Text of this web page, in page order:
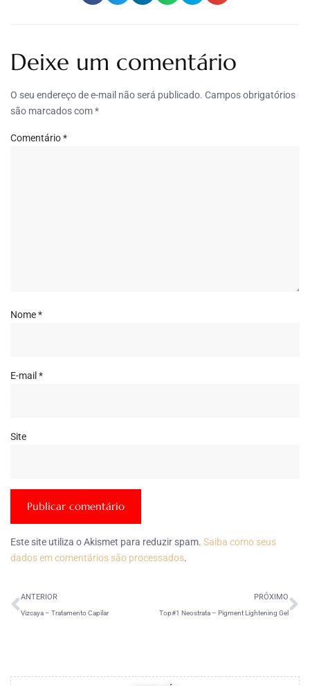
Deixe um comentário
O seu endereço de e-mail não será publicado. Campos obrigatórios
são marcados com*
Comentário*
Nome*
E-mail *
Site
Este site utiliza o Akismet para reduzir spam. Saiba como seus
dados em comentários são processados.
ANTERIOR
Vizcaya – Tratamento Capilar
PRÓXIMO
Top#1 Neostrata – Pigment Lightening Gel